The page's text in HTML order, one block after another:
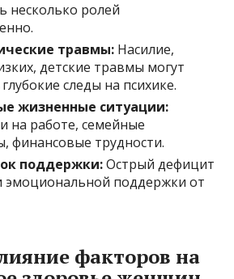
несколько ролей
травмы: Насилие,
детские травмы могут
следы на психике.
жизненные ситуации:
на работе, семейные
финансовые трудности.
поддержки:Острый дефицит
эмоциональной поддержки от
факторов на